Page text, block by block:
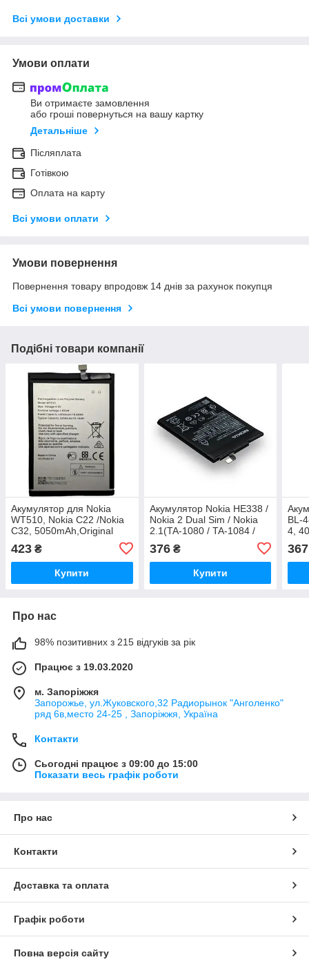
Всі умови доставки
Умови оплати
Ви отримаєте замовлення
або гроші повернуться на вашу картку
Детальніше
Післяплата
Готівкою
Оплата на карту
Всі умови оплати
Умови повернення
Повернення товару впродовж 14 днів за рахунок покупця
Всі умови повернення
Подібні товари компанії
Акумулятор для Nokia
WT510, Nokia C22 /Nokia
C32, 5050mAh,Original
423 ₴
Купити
Акумулятор Nokia HE338 /
Nokia 2 Dual Sim / Nokia
2.1(TA-1080 / TA-1084 /
TA-1092 / TA1029), 4000
mAh Original PRC
376₴
Купити
BL-
4,
367
Про нас
98% позитивних з 215 відгуків за рік
Працює з 19.03.2020
м. Запоріжжя
Запорожье, ул.Жуковского,32 Радиорынок "Анголенко"
ряд 6в,место 24-25 , Запоріжжя, Україна
Контакти
Сьогодні працює з 09:00 до 15:00
Показати весь графік роботи
Про нас
Контакти
Доставка та оплата
Графік роботи
Повна версія сайту